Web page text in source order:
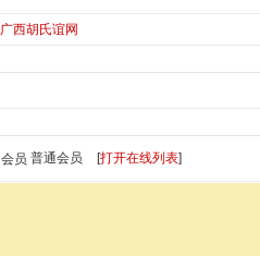
广西胡氏谊网
普通会员 [打开在线列表]